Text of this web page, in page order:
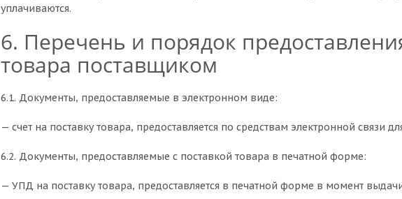
уплачиваются.
6. Перечень и порядок
товара поставщиком
6.1. Документы, предоставляемые в электронном виде:
— счет на поставку товара, предоставляется по средствам электронной связи
6.2. Документы, предоставляемые с поставкой товара в печатной форме:
— УПД на поставку товара, предоставляется в печатной форме в момент